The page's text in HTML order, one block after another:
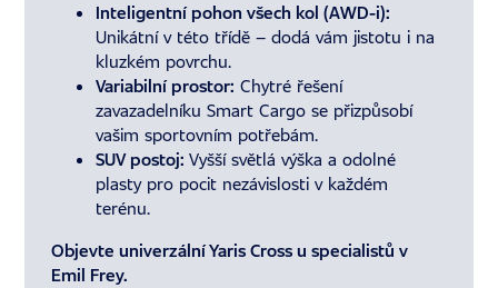
Inteligentní pohon všech kol (AWD-i):
Unikátní v této třídě – dodá vám jistotu i na
kluzkém povrchu.
Variabilní prostor: Chytré řešení
zavazadelníku Smart Cargo se přizpůsobí
vašim sportovním potřebám.
SUV postoj: Vyšší světlá výška a odolné
plasty pro pocit nezávislosti v každém
terénu.
Objevte univerzální Yaris Cross u specialistů v
Emil Frey.